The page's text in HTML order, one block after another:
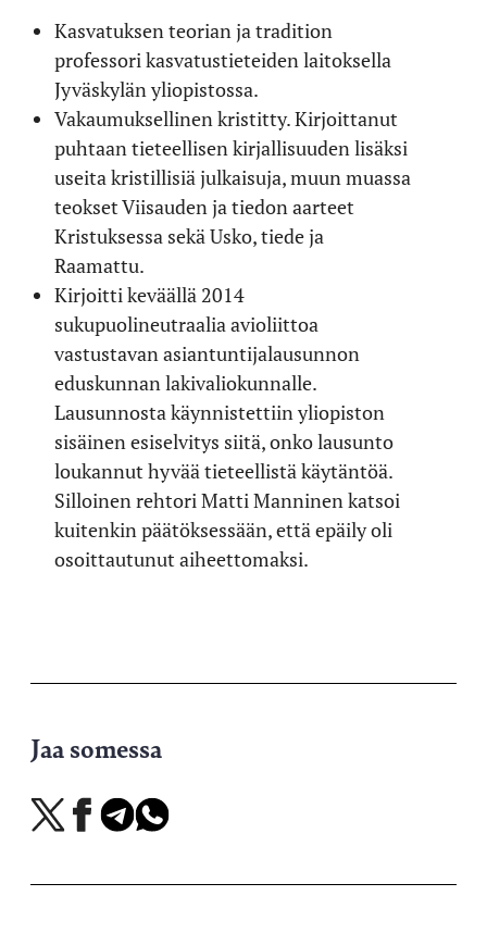
Kasvatuksen teorian ja tradition
professori kasvatustieteiden laitoksella
Jyväskylän yliopistossa.
Vakaumuksellinen kristitty. Kirjoittanut
puhtaan tieteellisen kirjallisuuden lisäksi
useita kristillisiä julkaisuja, muun muassa
teokset Viisauden ja tiedon aarteet
Kristuksessa sekä Usko, tiede ja
Raamattu.
Kirjoitti keväällä 2014
sukupuolineutraalia avioliittoa
vastustavan asiantuntijalausunnon
eduskunnan lakivaliokunnalle.
Lausunnosta käynnistettiin yliopiston
sisäinen esiselvitys siitä, onko lausunto
loukannut hyvää tieteellistä käytäntöä.
Silloinen rehtori Matti Manninen katsoi
kuitenkin päätöksessään, että epäily oli
osoittautunut aiheettomaksi.
Jaa somessa
Jaa
X-
Jaa
Facebookissa
Jaa
Telegramissa
Jaa
WhatsAppissa